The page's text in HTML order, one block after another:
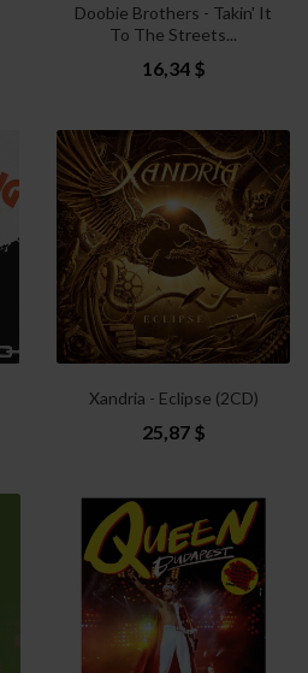
Doobie Brothers - Takin' It
To The Streets...
16,34 $
Xandria - Eclipse (2CD)
25,87 $